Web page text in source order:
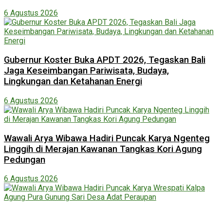
6 Agustus 2026
Gubernur Koster Buka APDT 2026, Tegaskan Bali
Jaga Keseimbangan Pariwisata, Budaya,
Lingkungan dan Ketahanan Energi
6 Agustus 2026
Wawali Arya Wibawa Hadiri Puncak Karya Ngenteg
Linggih di Merajan Kawanan Tangkas Kori Agung
Pedungan
6 Agustus 2026